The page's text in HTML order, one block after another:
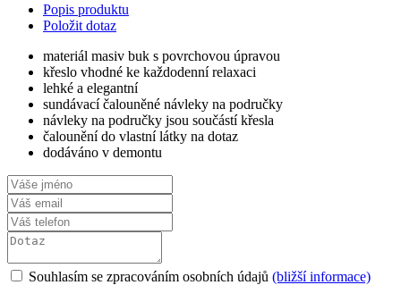
Popis produktu
Položit dotaz
materiál masiv buk s povrchovou úpravou
křeslo vhodné ke každodenní relaxaci
lehké a elegantní
sundávací čalouněné návleky na područky
návleky na područky jsou součástí křesla
čalounění do vlastní látky na dotaz
dodáváno v demontu
Souhlasím se zpracováním osobních údajů (bližší informace)